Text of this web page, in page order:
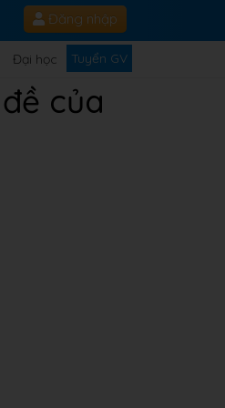
Đăng nhập
Đại học Tuyển GV
của